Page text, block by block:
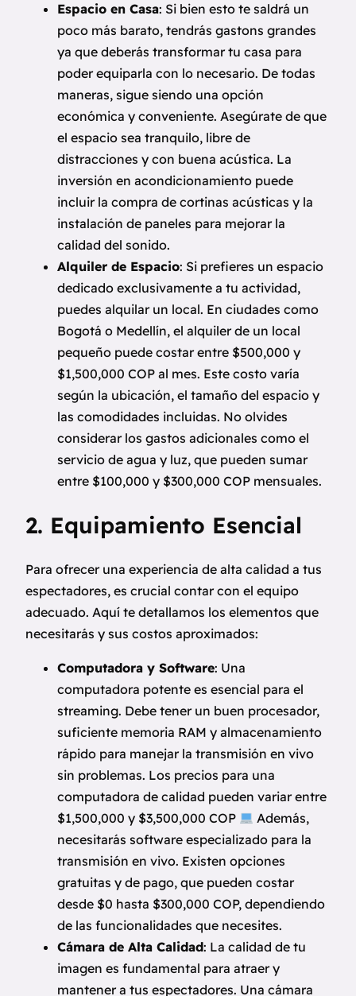
Espacio en Casa: Si bien esto te saldrá un
poco más barato, tendrás gastons grandes
ya que deberás transformar tu casa para
poder equiparla con lo necesario. De todas
maneras, sigue siendo una opción
económica y conveniente. Asegúrate de que
el espacio sea tranquilo, libre de
distracciones y con buena acústica. La
inversión en acondicionamiento puede
incluir la compra de cortinas acústicas y la
instalación de paneles para mejorar la
calidad del sonido.
Alquiler de Espacio: Si prefieres un espacio
dedicado exclusivamente a tu actividad,
puedes alquilar un local. En ciudades como
Bogotá o Medellín, el alquiler de un local
pequeño puede costar entre $500,000 y
$1,500,000 COP al mes. Este costo varía
según la ubicación, el tamaño del espacio y
las comodidades incluidas. No olvides
considerar los gastos adicionales como el
servicio de agua y luz, que pueden sumar
entre $100,000 y $300,000 COP mensuales.
2. Equipamiento Esencial
Para ofrecer una experiencia de alta calidad a tus
espectadores, es crucial contar con el equipo
adecuado. Aquí te detallamos los elementos que
necesitarás y sus costos aproximados:
Computadora y Software: Una
computadora potente es esencial para el
streaming. Debe tener un buen procesador,
suficiente memoria RAM y almacenamiento
rápido para manejar la transmisión en vivo
sin problemas. Los precios para una
computadora de calidad pueden variar entre
$1,500,000 y $3,500,000 COP
Además,
necesitarás software especializado para la
transmisión en vivo. Existen opciones
gratuitas y de pago, que pueden costar
desde $0 hasta $300,000 COP, dependiendo
de las funcionalidades que necesites.
Cámara de Alta Calidad: La calidad de tu
imagen es fundamental para atraer y
mantener a tus espectadores. Una cámara